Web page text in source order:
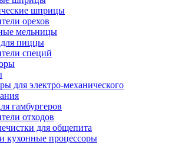
шприцы
орехов
мельницы
для пиццы
специй
для электро-механического
гамбургеров
отходов
для общепита
кухонные процессоры